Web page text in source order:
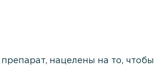
нацелены на то, чтобы